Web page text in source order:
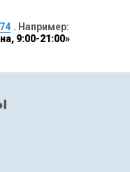
. Например:
9:00-21:00»